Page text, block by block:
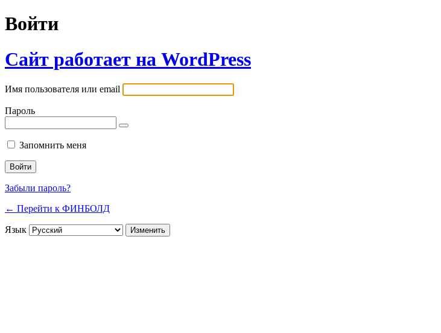
Войти
Сайт работает на WordPress
Имя пользователя или email
Пароль
Запомнить меня
Забыли пароль?
← Перейти к ФИНБОЛД
Язык